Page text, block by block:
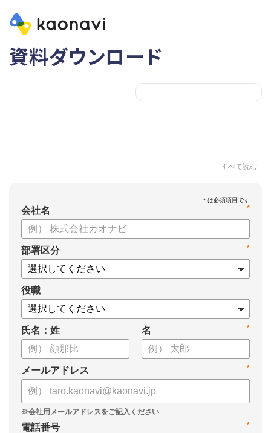
資料ダウンロード
すべて読む
*
会社名
*
部署区分
役職
氏名：姓 *
名
*
メールアドレス
*
電話番号